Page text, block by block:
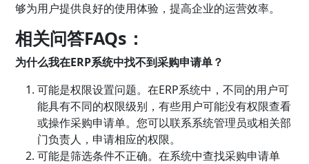
够为用户提供良好的使用体验，提高企业的运营效率。
相关问答FAQs：
为什么我在ERP系统中找不到采购申请单？
可能是权限设置问题。在ERP系统中，不同的用户可
能具有不同的权限级别，有些用户可能没有权限查看
或操作采购申请单。您可以联系系统管理员或相关部
门负责人，申请相应的权限。
可能是筛选条件不正确。在系统中查找采购申请单